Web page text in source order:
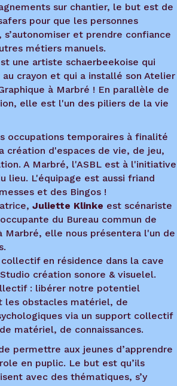
sur chantier, le but est de
pour que les personnes
s’autonomiser et prendre confiance
métiers manuels.
une artiste schaerbeekoise qui
au crayon et qui a installé son Atelier
à Marbré ! En parallèle de
elle est l'un des piliers de la vie
occupations temporaires à finalité
création d'espaces de vie, de jeu,
A Marbré, l'ASBL est à l'initiative
lieu. L'équipage est aussi friand
et des Bingos !
Juliette Klinke est scénariste
du Bureau commun de
Marbré, elle nous présentera l'un de
en résidence dans la cave
création sonore & visuelel.
: libérer notre potentiel
les obstacles matériel, de
via un support collectif
matériel, de connaissances.
permettre aux jeunes d’apprendre
en puplic. Le but est qu’ils
avec des thématiques, s’y